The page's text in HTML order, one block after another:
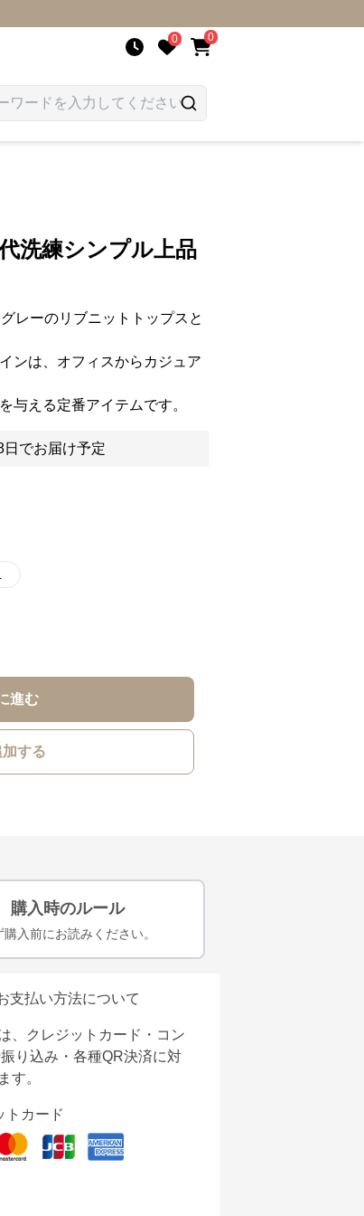
0 0
洗練シンプル上品
レーのリブニットトップスと
ンは、オフィスからカジュア
与える定番アイテムです。
日でお届け予定
進む
する
購入時のルール
購入前にお読みください。
支払い方法について
、クレジットカード・コン
り込み・各種QR決済に対
す。
トカード